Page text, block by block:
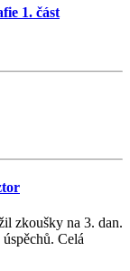
1. část
zkoušky na 3. dan.
Celá